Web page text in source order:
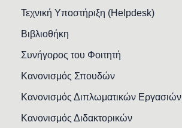
Τεχνική Υποστήριξη (Helpdesk)
Βιβλιοθήκη
Συνήγορος του Φοιτητή
Κανονισμός Σπουδών
Κανονισμός Διπλωματικών Εργασιών
Κανονισμός Διδακτορικών